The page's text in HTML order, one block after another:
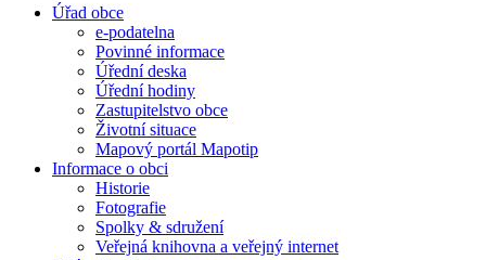
Úřad obce
e-podatelna
Povinné informace
Úřední deska
Úřední hodiny
Zastupitelstvo obce
Životní situace
Mapový portál Mapotip
Informace o obci
Historie
Fotografie
Spolky & sdružení
Veřejná knihovna a veřejný internet